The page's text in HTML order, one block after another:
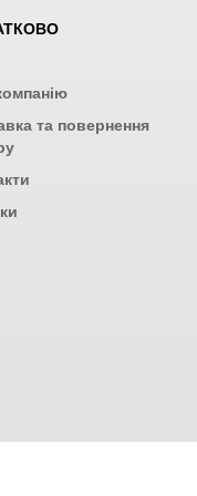
та повернення